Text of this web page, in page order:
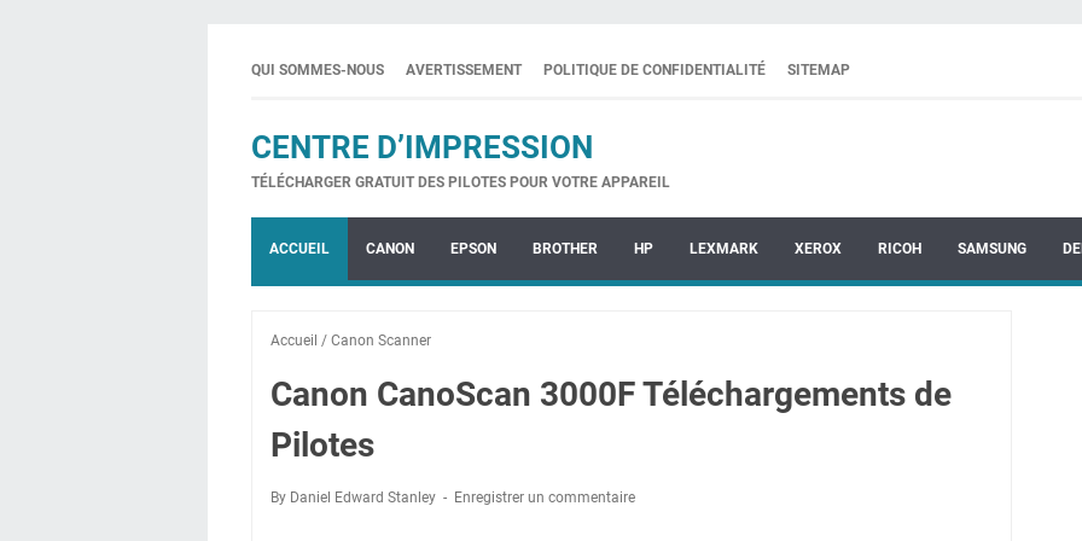
QUI SOMMES-NOUS AVERTISSEMENT POLITIQUE DE CONFIDENTIALITÉ SITEMAP
CENTRE D’IMPRESSION
TÉLÉCHARGER GRATUIT DES PILOTES POUR VOTRE APPAREIL
ACCUEIL CANON EPSON BROTHER HP LEXMARK XEROX RICOH SAMSUNG
Accueil / Canon Scanner
Canon CanoScan 3000F Téléchargements de
Pilotes
By Daniel Edward Stanley Enregistrer un commentaire